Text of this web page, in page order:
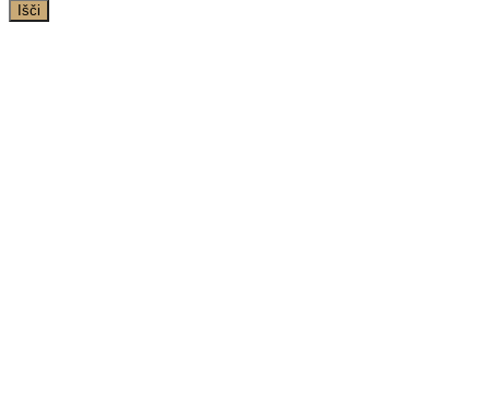
Išči